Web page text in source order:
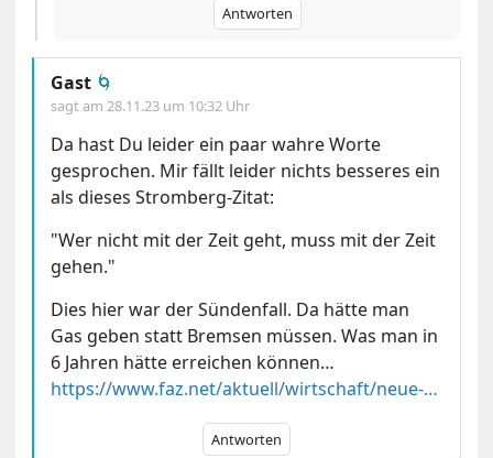
Antworten
Gast 🌀
sagt am28.11.23 um 10:32 Uhr
Da hast Du leider ein paar wahre Worte
gesprochen. Mir fällt leider nichts besseres ein
als dieses Stromberg-Zitat:
"Wer nicht mit der Zeit geht, muss mit der Zeit
gehen."
Dies hier war der Sündenfall. Da hätte man
Gas geben statt Bremsen müssen. Was man in
6 Jahren hätte erreichen können…
https://www.faz.net/aktuell/wirtschaft/neue-mobilitaet/sigmar-gabriel-erzielt-in-china-einigung-im-streit-ueber-e-autos-15030737.html
Antworten